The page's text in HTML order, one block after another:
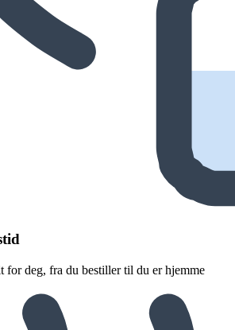
for deg, fra du bestiller til du er hjemme